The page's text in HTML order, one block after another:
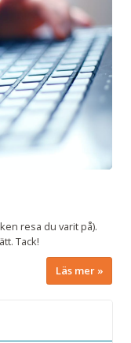
resa du varit på).
Tack!
Läs mer